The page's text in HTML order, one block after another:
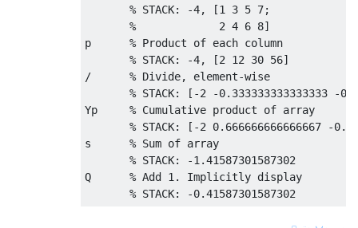
       % STACK: -4, [1 3 5 7;
       %             2 4 6 8]
p      % Product of each column
       % STACK: -4, [2 12 30 56]
/      % Divide, element-wise
% STACK: [-2 -0.333333333333333 -
Yp     % Cumulative product of array
% STACK: [-2 0.666666666666667 -
s      % Sum of array
       % STACK: -1.41587301587302
Q      % Add 1. Implicitly display